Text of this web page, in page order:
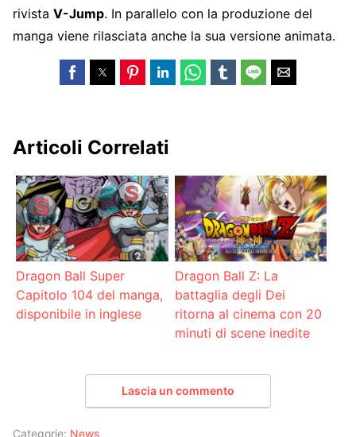
rivista V-Jump. In parallelo con la produzione del
manga viene rilasciata anche la sua versione animata.
Articoli Correlati
Dragon Ball Super
Capitolo 104 del manga,
disponibile in inglese
Dragon Ball Z: La
battaglia degli Dei
ritorna al cinema con 20
minuti di scene inedite
Lascia un commento
Categorie: News